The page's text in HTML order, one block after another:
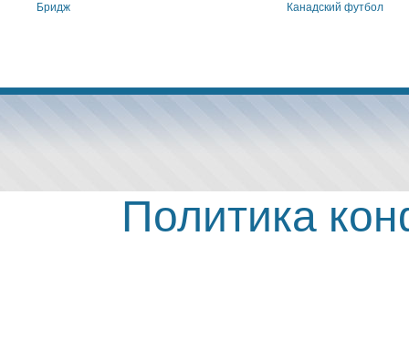
Бридж
Канадский футбол
Политика